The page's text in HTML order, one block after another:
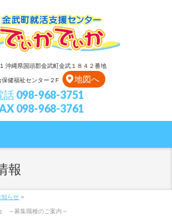
沖縄県国頭郡金武町金武１８４２番地
保健福祉センター２F 地図へ
話 098-968-3751
098-968-3761
報
知らせ »
～募集職種のご案内～